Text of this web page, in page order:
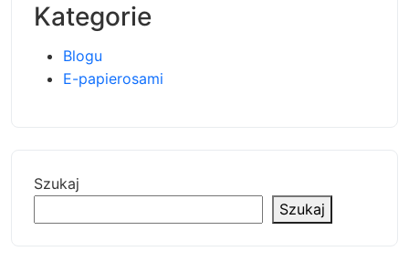
Kategorie
Blogu
E-papierosami
Szukaj
Szukaj